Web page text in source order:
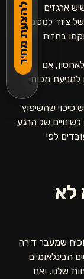
ארגזים
ציוד למטבח),
בחזית
אנו
מכות
סיכוי שהשיפוץ
של הרגע
לפי
לא
שמעבר דירה
הבינלאומיים
שלנו, ואת
להצעת מחיר